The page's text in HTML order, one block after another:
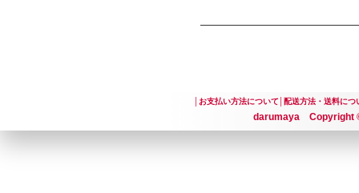
お支払い方法について│ 配送方法・送料につ
darumaya Copyright